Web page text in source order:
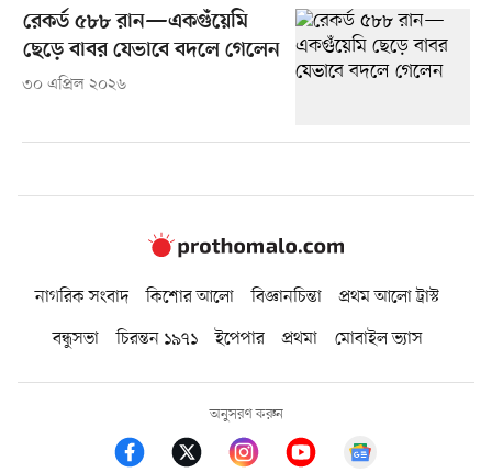
রেকর্ড ৫৮৮ রান—একগুঁয়েমি
ছেড়ে বাবর যেভাবে বদলে গেলেন
৩০ এপ্রিল ২০২৬
নাগরিক সংবাদ কিশোর আলো বিজ্ঞানচিন্তা
প্রথম আলো ট্রাস্ট
বন্ধুসভা
চিরন্তন ১৯৭১ ইপেপার প্রথমা মোবাইল ভ্যাস
অনুসরণ করুন